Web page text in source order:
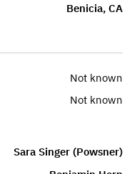
Benicia, CA
Not known
Not known
Sara Singer (Powsner)